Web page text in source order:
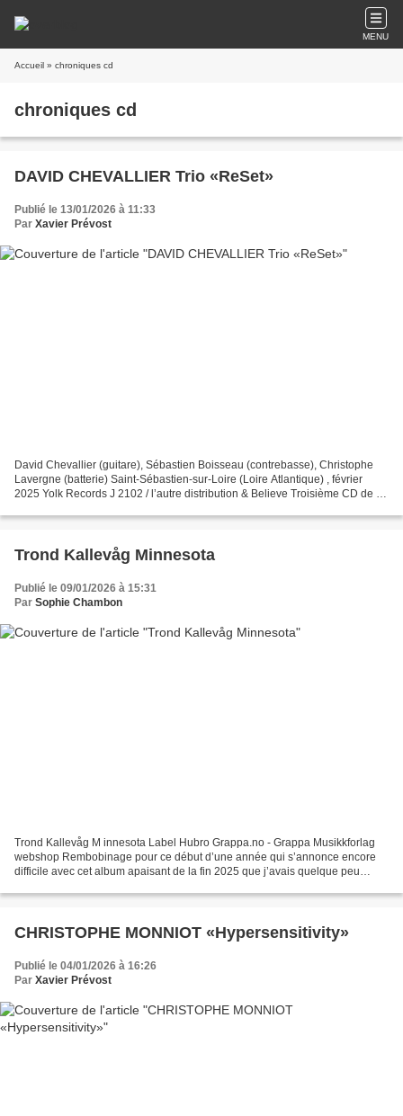
MENU
Accueil » chroniques cd
chroniques cd
DAVID CHEVALLIER Trio «ReSet»
Publié le 13/01/2026 à 11:33
Par Xavier Prévost
David Chevallier (guitare), Sébastien Boisseau (contrebasse), Christophe
Lavergne (batterie) Saint-Sébastien-sur-Loire (Loire Atlantique) , février
2025 Yolk Records J 2102 / l’autre distribution & Believe Troisième CD de ce
Trond Kallevåg Minnesota
Publié le 09/01/2026 à 15:31
Par Sophie Chambon
Trond Kallevåg M innesota Label Hubro Grappa.no - Grappa Musikkforlag
webshop Rembobinage pour ce début d’une année qui s’annonce encore
difficile avec cet album apaisant de la fin 2025 que j’avais quelque peu
CHRISTOPHE MONNIOT «Hypersensitivity»
Publié le 04/01/2026 à 16:26
Par Xavier Prévost